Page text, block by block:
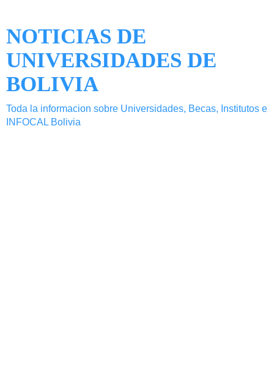
NOTICIAS DE
UNIVERSIDADES DE
BOLIVIA
Toda la informacion sobre Universidades, Becas, Institutos e
INFOCAL Bolivia